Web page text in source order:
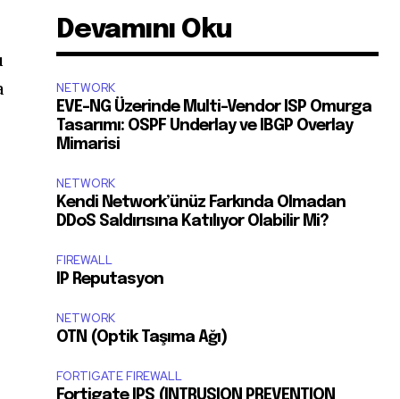
Devamını Oku
NETWORK
EVE-NG Üzerinde Multi-Vendor ISP Omurga
Tasarımı: OSPF Underlay ve IBGP Overlay
Mimarisi
NETWORK
Kendi Network’ünüz Farkında Olmadan
DDoS Saldırısına Katılıyor Olabilir Mi?
FIREWALL
IP Reputasyon
NETWORK
OTN (Optik Taşıma Ağı)
FORTIGATE FIREWALL
Fortigate IPS (INTRUSION PREVENTION